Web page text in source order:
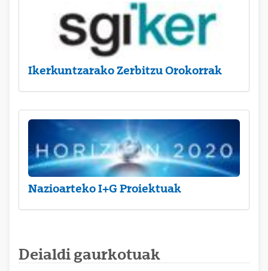
Ikerkuntzarako Zerbitzu Orokorrak
Nazioarteko I+G Proiektuak
Deialdi gaurkotuak